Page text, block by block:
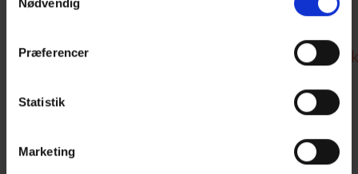
Nødvendig
Præferencer
Statistik
Marketing
Skagen:https://
PROGRAM
16.00 Velkommen ved Karl Erik Slynge på